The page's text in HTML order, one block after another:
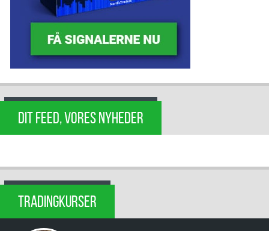
DIT FEED, VORES NYHEDER
TRADINGKURSER